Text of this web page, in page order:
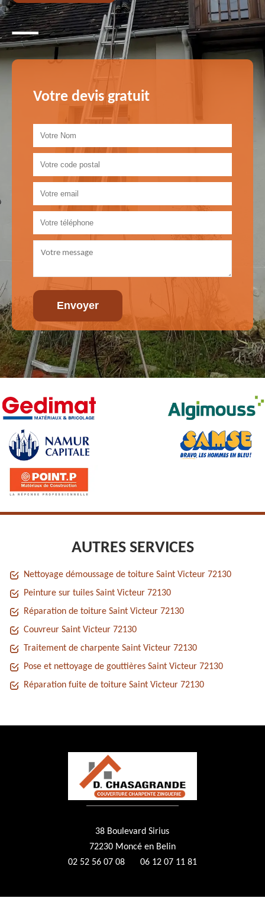
Votre devis gratuit
AUTRES SERVICES
Nettoyage démoussage de toiture Saint Victeur 72130
Peinture sur tuiles Saint Victeur 72130
Réparation de toiture Saint Victeur 72130
Couvreur Saint Victeur 72130
Traitement de charpente Saint Victeur 72130
Pose et nettoyage de gouttières Saint Victeur 72130
Réparation fuite de toiture Saint Victeur 72130
38 Boulevard Sirius
72230 Moncé en Belin
02 52 56 07 08
06 12 07 11 81